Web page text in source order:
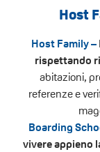
Host
HostFamily–
rispettando
abitazioni,
referenze e
BoardingS
vivere appieno